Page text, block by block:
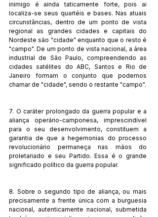
inimigo é ainda taticamente forte, pois ai
localiza-se seus quartéis e bases. Nas atuais
circunstâncias, dentro de um ponto de vista
regional as grandes cidades e capitais do
Nordeste são "cidade" enquanto que o resto é
"campo". De um ponto de vista nacional, a área
industrial de São Paulo, compreendendo as
cidades satélites do ABC, Santos e Rio de
Janeiro formam o conjunto que podemos
chamar de "cidade", sendo o restante "campo".
7. O caráter prolongado da guerra popular e a
aliança operário-camponesa, imprescindível
para o seu desenvolvimento, constituem a
garantia de que a hegemonias do processo
revolucionário permaneça nas mãos do
proletariado e seu Partido. Essa é o grande
significado político da guerra popular.
8. Sobre o segundo tipo de aliança, ou mais
precisamente a frente única com a burguesia
nacional, autenticamente nacional, submetida